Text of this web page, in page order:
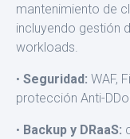
manteni­miento de
incluyendo gestión
workloads.
• Seguridad: WAF,
protección Anti-
• Backup y DRaaS: